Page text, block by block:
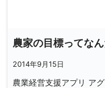
農家の目標ってな
2014年9月15日
農業経営支援アプリ ア